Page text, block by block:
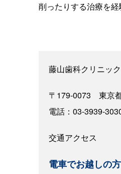
削ったりする治療を
藤山歯科クリニック
〒179-0073 東京
電話：03-3939-
交通アクセス
電車でお越しの方